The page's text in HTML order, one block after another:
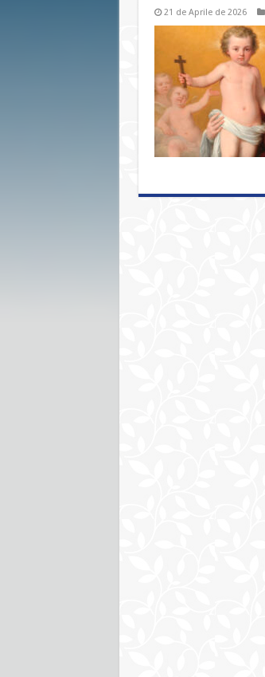
21 de Aprile de 2026